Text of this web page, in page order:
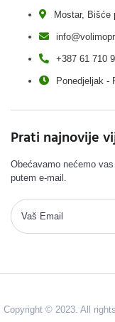
Mostar, Bišće
+387 61 710
Ponedjeljak -
Prati najnovije
Obećavamo nećemo
putem e-mail.
Copyright © 2023. All